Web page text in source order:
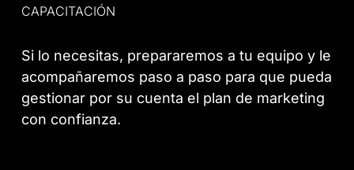
CAPACITACIÓN
Si lo necesitas, prepararemos a tu equipo y le
acompañaremos paso a paso para que pueda
gestionar por su cuenta el plan de marketing
con confianza.